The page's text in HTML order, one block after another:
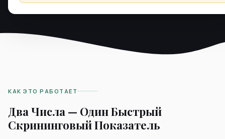
КАК ЭТО РАБОТАЕТ
Два Числа — Один Быстрый
Скрининговый Показатель